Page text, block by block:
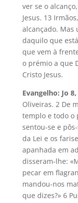
ver se o
Jesus. 13
alcançado. Mas
daquilo que
que vem à
o prémio a que
Cristo Jesus.
Evangelho: Jo 8,
Oliveiras. 2 De
templo e todo o
sentou-se e
da Lei e os
apanhada em
disseram-lhe:
pecar em
mandou-nos
que dizes?» 6